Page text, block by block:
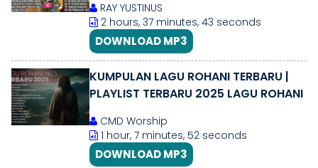
RAY YUSTINUS
2 hours, 37 minutes, 43 seconds
DOWNLOAD MP3
KUMPULAN LAGU ROHANI TERBARU |
PLAYLIST TERBARU 2025 LAGU ROHANI
CMD Worship
1 hour, 7 minutes, 52 seconds
DOWNLOAD MP3